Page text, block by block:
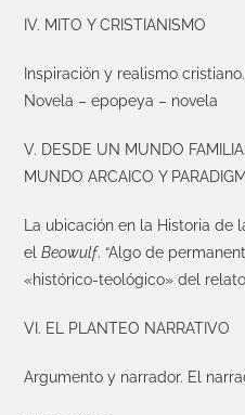
IV. MITO Y CRISTIANISMO
Inspiración y realismo
Novela – epopeya – novela
V. DESDE UN MUNDO
MUNDO ARCAICO Y
La ubicación en la Historia de
elBeowulf. “Algo de
«histórico-teológico» del relato
VI. EL PLANTEO NARRATIVO
Argumento y narrador. El